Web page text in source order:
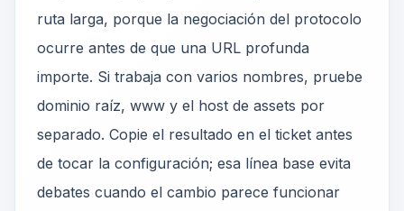
ruta larga, porque la negociación del protocolo
ocurre antes de que una URL profunda
importe. Si trabaja con varios nombres, pruebe
dominio raíz, www y el host de assets por
separado. Copie el resultado en el ticket antes
de tocar la configuración; esa línea base evita
debates cuando el cambio parece funcionar